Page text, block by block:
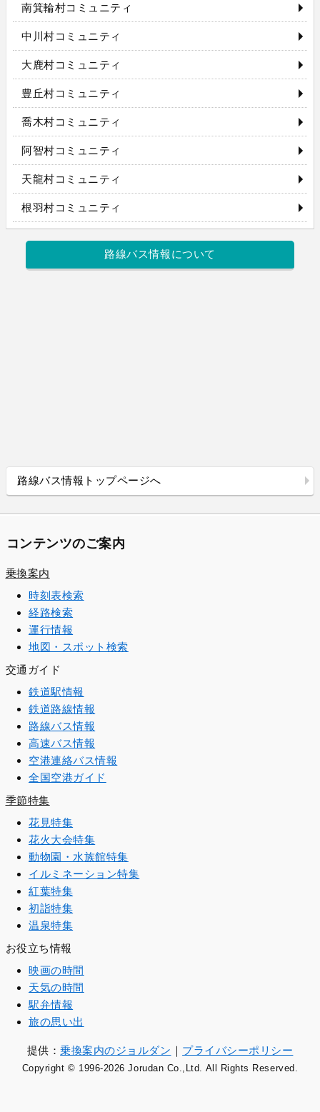
南箕輪村コミュニティ
中川村コミュニティ
大鹿村コミュニティ
豊丘村コミュニティ
喬木村コミュニティ
阿智村コミュニティ
天龍村コミュニティ
根羽村コミュニティ
路線バス情報について
路線バス情報トップページへ
コンテンツのご案内
乗換案内
時刻表検索
経路検索
運行情報
地図・スポット検索
交通ガイド
鉄道駅情報
鉄道路線情報
路線バス情報
高速バス情報
空港連絡バス情報
全国空港ガイド
季節特集
花見特集
花火大会特集
動物園・水族館特集
イルミネーション特集
紅葉特集
初詣特集
温泉特集
お役立ち情報
映画の時間
天気の時間
駅弁情報
旅の思い出
提供：乗換案内のジョルダン ｜ プライバシーポリシー
Copyright © 1996-2026 Jorudan Co.,Ltd. All Rights Reserved.